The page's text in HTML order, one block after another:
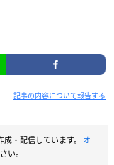
記事の内容について報告する
・配信しています。 オ
い。